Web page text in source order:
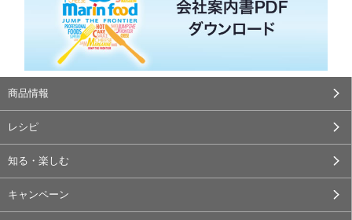
商品情報
レシピ
知る・楽しむ
キャンペーン